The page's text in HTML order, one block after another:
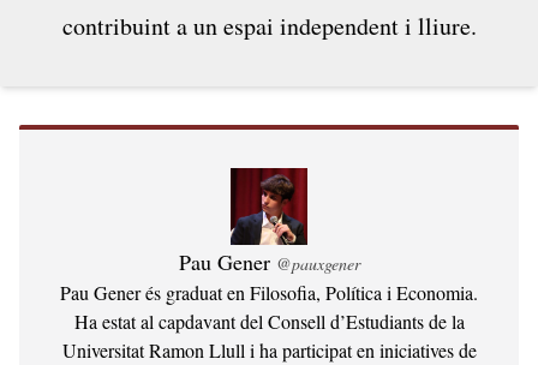
contribuint a un espai independent i lliure.
Pau Gener @pauxgener
Pau Gener és graduat en Filosofia, Política i Economia.
Ha estat al capdavant del Consell d’Estudiants de la
Universitat Ramon Llull i ha participat en iniciatives de